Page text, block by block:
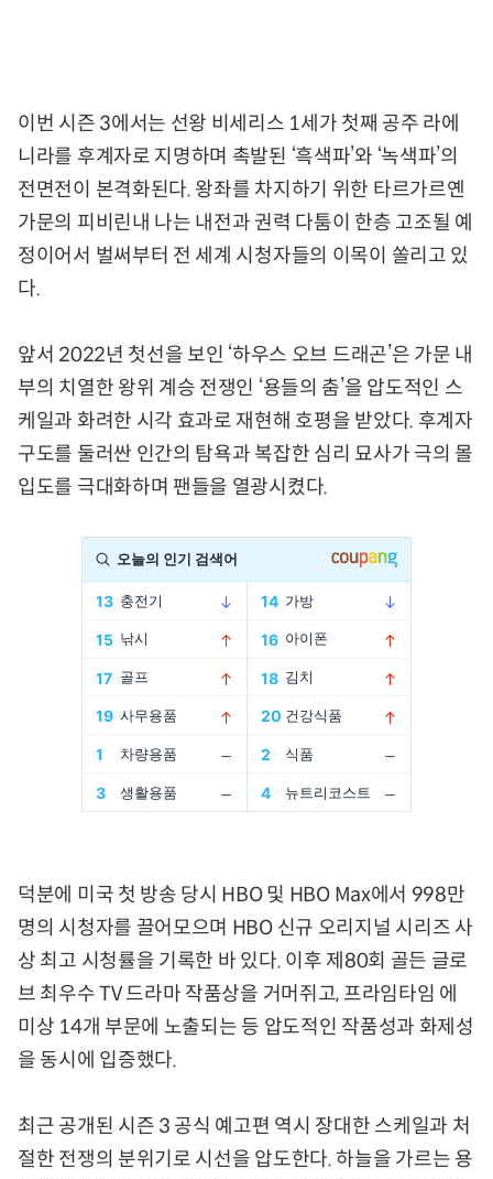
이번 시즌 3에서는 선왕 비세리스 1세가 첫째 공주 라에
니라를 후계자로 지명하며 촉발된 ‘흑색파’와 ‘녹색파’의
전면전이 본격화된다. 왕좌를 차지하기 위한 타르가르옌
가문의 피비린내 나는 내전과 권력 다툼이 한층 고조될 예
정이어서 벌써부터 전 세계 시청자들의 이목이 쏠리고 있
다.
앞서 2022년 첫선을 보인 ‘하우스 오브 드래곤’은 가문 내
부의 치열한 왕위 계승 전쟁인 ‘용들의 춤’을 압도적인 스
케일과 화려한 시각 효과로 재현해 호평을 받았다. 후계자
구도를 둘러싼 인간의 탐욕과 복잡한 심리 묘사가 극의 몰
입도를 극대화하며 팬들을 열광시켰다.
덕분에 미국 첫 방송 당시 HBO 및 HBO Max에서 998만
명의 시청자를 끌어모으며 HBO 신규 오리지널 시리즈 사
상 최고 시청률을 기록한 바 있다. 이후 제80회 골든 글로
브 최우수 TV 드라마 작품상을 거머쥐고, 프라임타임 에
미상 14개 부문에 노출되는 등 압도적인 작품성과 화제성
을 동시에 입증했다.
최근 공개된 시즌 3 공식 예고편 역시 장대한 스케일과 처
절한 전쟁의 분위기로 시선을 압도한다. 하늘을 가르는 용